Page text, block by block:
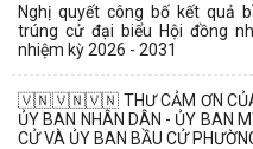
Nghị quyết công bố kết quả
trúng cử đại biểu Hội đồng
nhiệm kỳ 2026 - 2031
🇻🇳🇻🇳🇻🇳 THƯ CẢM ƠN CỦA
ỦY BAN NHÂN DÂN - ỦY BAN
CỬ VÀ ỦY BAN BẦU CỬ